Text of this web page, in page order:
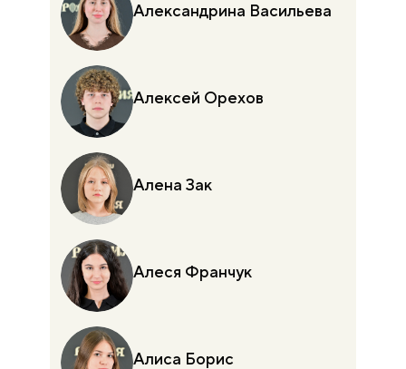
Александрина Васильева
Алексей Орехов
Алена Зак
Алеся Франчук
Алиса Борис